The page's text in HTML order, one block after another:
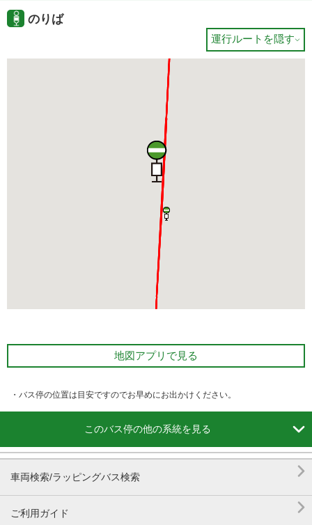
のりば
運行ルートを隠す
地図アプリで見る
・バス停の位置は目安ですのでお早めにお出かけください。
このバス停の他の系統を見る 
車両検索/ラッピングバス検索 
ご利用ガイド 